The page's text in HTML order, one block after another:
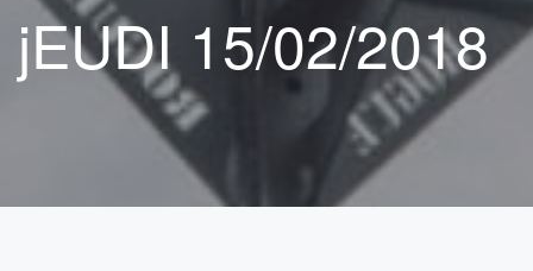
jEUDI 15/02/2018